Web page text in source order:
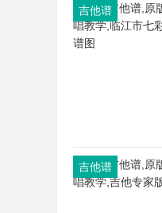
吉他谱
吉他谱